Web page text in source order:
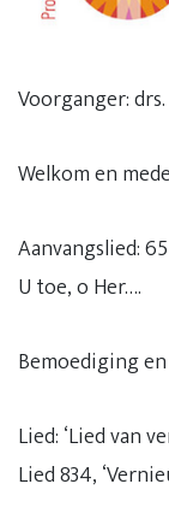
Voorganger:
Welkom en
Aanvangslied:
U toe, o Her….
Bemoediging
Lied: ‘Lied van
Lied 834,